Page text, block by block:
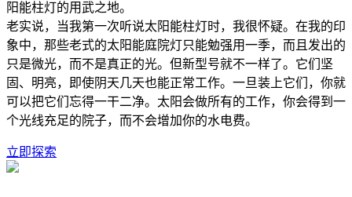
阳能柱灯的用武之地。
老实说，当我第一次听说太阳能柱灯时，我很怀疑。在我的印
象中，那些老式的太阳能庭院灯只能勉强用一季，而且发出的
只是微光，而不是真正的光。但新型号就不一样了。它们坚
固、明亮，即使阴天几天也能正常工作。一旦装上它们，你就
可以把它们忘得一干二净。太阳会做所有的工作，你会得到一
个光线充足的院子，而不会增加你的水电费。
立即探索